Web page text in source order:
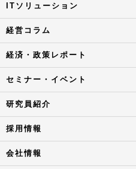
ITソリューション
経営コラム
経済・政策レポート
セミナー・イベント
研究員紹介
採用情報
会社情報